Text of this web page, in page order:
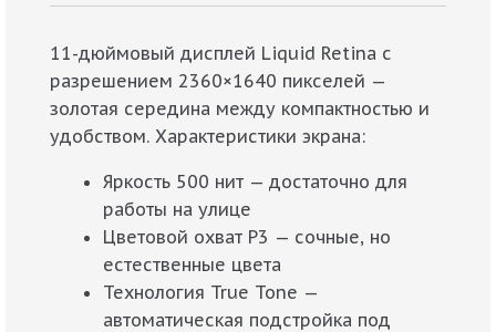
11-дюймовый дисплей Liquid Retina с
разрешением 2360×1640 пикселей —
золотая середина между компактностью и
удобством. Характеристики экрана:
Яркость 500 нит — достаточно для
работы на улице
Цветовой охват P3 — сочные, но
естественные цвета
Технология True Tone —
автоматическая подстройка под